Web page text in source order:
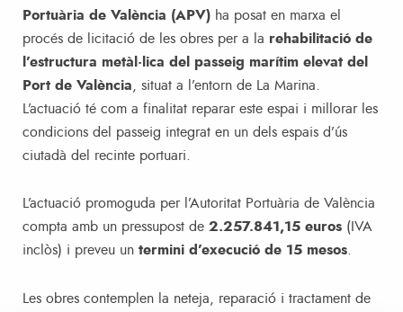
Portuària de València (APV) ha posat en marxa el
procés de licitació de les obres per a la rehabilitació de
l’estructura metàl·lica del passeig marítim elevat del
Port de València , situat a l’entorn de La Marina.
L’actuació té com a finalitat reparar este espai i millorar les
condicions del passeig integrat en un dels espais d’ús
ciutadà del recinte portuari.
L’actuació promoguda per l’Autoritat Portuària de València
compta amb un pressupost de 2.257.841,15 euros (IVA
inclòs) i preveu un termini d’execució de 15 mesos.
Les obres contemplen la neteja, reparació i tractament de